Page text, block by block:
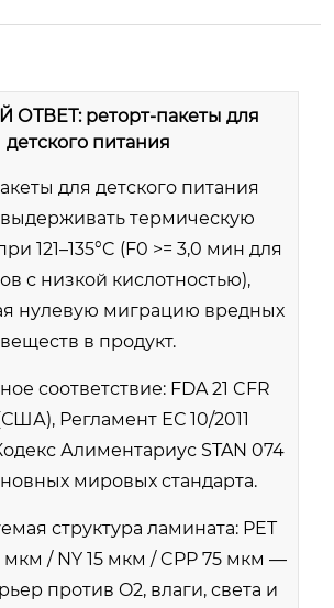
реторт-пакеты для
детского питания
для детского питания
термическую
121–135°C (F0 >= 3,0 мин для
с низкой кислотностью),
нулевую миграцию вредных
веществ в продукт.
соответствие: FDA 21 CFR
Регламент ЕС 10/2011
Алиментариус STAN 074
мировых стандарта.
структура ламината: PET
мкм / NY 15 мкм / CPP 75 мкм —
против O2, влаги, света и